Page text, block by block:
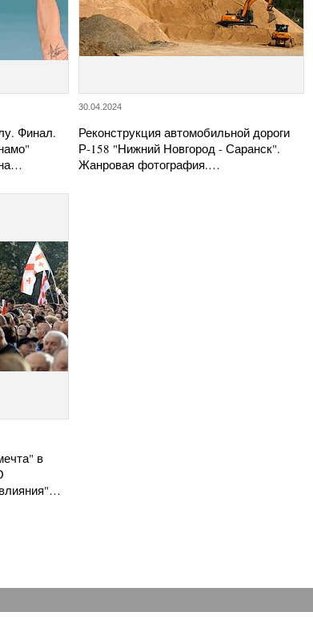
Финал.
30.04.2024
Реконструкция автомобильной дороги
Р-158 "Нижний Новгород - Саранск".
Жанровая фотография.…
в
влияния"…